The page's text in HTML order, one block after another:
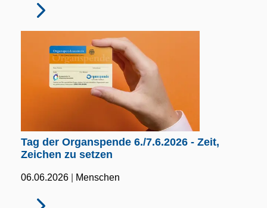
Tag der Organspende 6./7.6.2026 - Zeit,
Zeichen zu setzen
06.06.2026 Menschen